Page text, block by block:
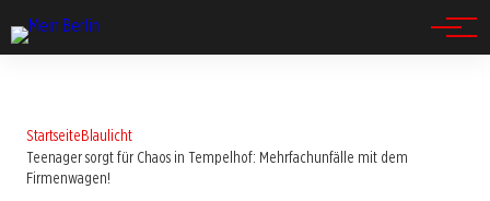
StartseiteBlaulicht
Teenager sorgt für Chaos in Tempelhof: Mehrfachunfälle mit dem
Firmenwagen!